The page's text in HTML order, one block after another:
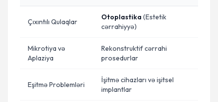
Çıxıntılı Qulaqlar
Otoplastika (Estetik
cərrahiyyə)
Mikrotiya və
Aplaziya
Rekonstruktif cərrahi
prosedurlar
Eşitmə Problemləri
İşitmə cihazları və işitsel
implantlar